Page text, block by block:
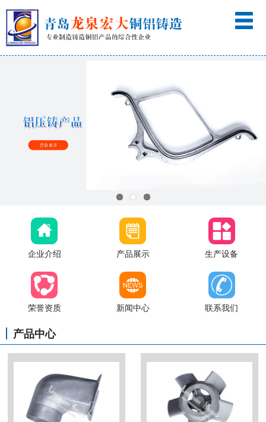
企业介绍 产品展示 生产设备
荣誉资质 新闻中心 联系我们
产品中心